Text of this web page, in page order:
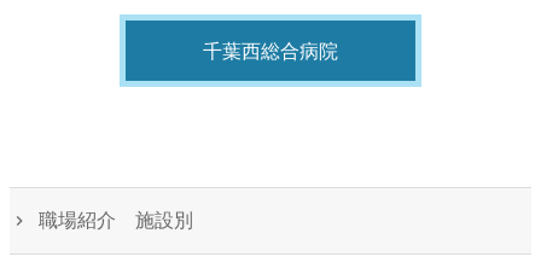
千葉西総合病院
職場紹介 施設別